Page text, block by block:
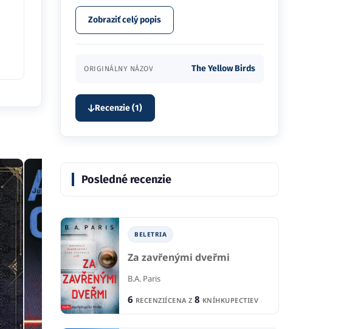
Zobraziť celý popis
ORIGINÁLNY NÁZOV The Yellow Birds
Recenzie (1)
Posledné recenzie
BELETRIA
Za zavřenými dveřmi
B.A. Paris
6 RECENZIÍCENA Z 8 KNÍHKUPECTIEV